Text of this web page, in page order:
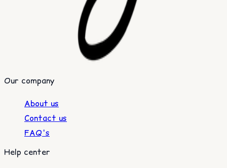
Our company
About us
Contact us
FAQ's
Help center